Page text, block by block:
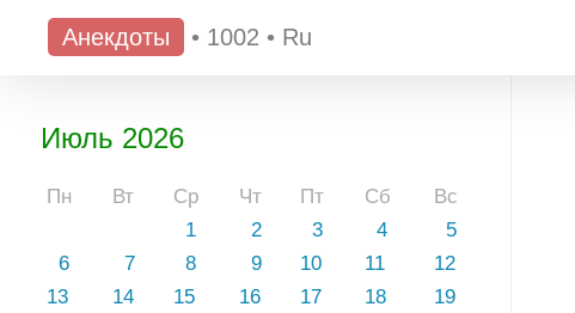
Анекдоты • 1002 • Ru
Июль 2026
Пн Вт Ср Чт Пт Сб
Вс
1
2 3 4
5
6
7 8 9 10 11
12
13
14 15 16 17 18
19